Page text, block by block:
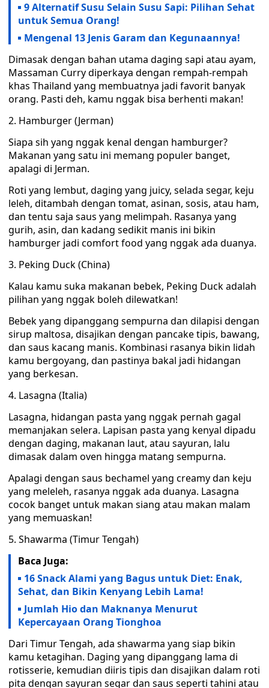
9 Alternatif Susu Selain Susu Sapi: Pilihan Sehat
untuk Semua Orang!
Mengenal 13 Jenis Garam dan Kegunaannya!
Dimasak dengan bahan utama daging sapi atau ayam,
Massaman Curry diperkaya dengan rempah-rempah
khas Thailand yang membuatnya jadi favorit banyak
orang. Pasti deh, kamu nggak bisa berhenti makan!
2. Hamburger (Jerman)
Siapa sih yang nggak kenal dengan hamburger?
Makanan yang satu ini memang populer banget,
apalagi di Jerman.
Roti yang lembut, daging yang juicy, selada segar, keju
leleh, ditambah dengan tomat, asinan, sosis, atau ham,
dan tentu saja saus yang melimpah. Rasanya yang
gurih, asin, dan kadang sedikit manis ini bikin
hamburger jadi comfort food yang nggak ada duanya.
3. Peking Duck (China)
Kalau kamu suka makanan bebek, Peking Duck adalah
pilihan yang nggak boleh dilewatkan!
Bebek yang dipanggang sempurna dan dilapisi dengan
sirup maltosa, disajikan dengan pancake tipis, bawang,
dan saus kacang manis. Kombinasi rasanya bikin lidah
kamu bergoyang, dan pastinya bakal jadi hidangan
yang berkesan.
4. Lasagna (Italia)
Lasagna, hidangan pasta yang nggak pernah gagal
memanjakan selera. Lapisan pasta yang kenyal dipadu
dengan daging, makanan laut, atau sayuran, lalu
dimasak dalam oven hingga matang sempurna.
Apalagi dengan saus bechamel yang creamy dan keju
yang meleleh, rasanya nggak ada duanya. Lasagna
cocok banget untuk makan siang atau makan malam
yang memuaskan!
5. Shawarma (Timur Tengah)
Baca Juga:
16 Snack Alami yang Bagus untuk Diet: Enak,
Sehat, dan Bikin Kenyang Lebih Lama!
Jumlah Hio dan Maknanya Menurut
Kepercayaan Orang Tionghoa
Dari Timur Tengah, ada shawarma yang siap bikin
kamu ketagihan. Daging yang dipanggang lama di
rotisserie, kemudian diiris tipis dan disajikan dalam roti
pita dengan sayuran segar dan saus seperti tahini atau